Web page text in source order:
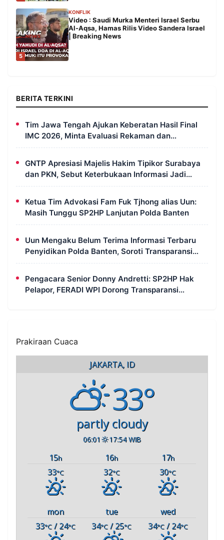
5
KONFLIK
Video : Saudi Murka Menteri Israel Serbu
Al-Aqsa, Hamas Rilis Video Sandera Israel
| Breaking News
BERITA TERKINI
Tim Jawa Tengah Ajukan Keberatan Hasil Final
IMC 2026, Minta Evaluasi Rekaman dan
Scorecard Juri
GNTP Apresiasi Majelis Hakim Tipikor Surabaya
dan PKN, Sebut Keterbukaan Informasi Jadi
Instrumen Pengawasan Korupsi
Ketua Tim Advokasi Fam Fuk Tjhong alias Uun:
Masih Tunggu SP2HP Lanjutan Polda Banten
Uun Mengaku Belum Terima Informasi Terbaru
Penyidikan Polda Banten, Soroti Transparansi
Perkara
Pengacara Senior Donny Andretti: SP2HP Hak
Pelapor, FERADI WPI Dorong Transparansi
Prakiraan Cuaca
JAKARTA, ID
33°
partly cloudy
06:01 17:54 WIB
15h 16h 17h
33°C 32°C 30°C
mon tue
wed
33°C / 24°C 34°C / 25°C 34°C/ 24°C